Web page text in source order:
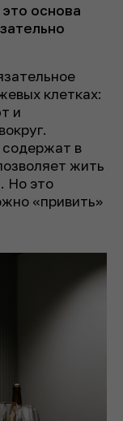
основа
клетках:
и
в
жить
Но это
«привить»